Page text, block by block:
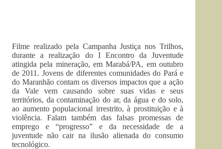
Filme realizado pela Campanha Justiça nos Trilhos,
durante a realização do I Encontro da Juventude
atingida pela mineração, em Marabá/PA, em outubro
de 2011. Jovens de diferentes comunidades do Pará e
do Maranhão contam os diversos impactos que a ação
da Vale vem causando sobre suas vidas e seus
territórios, da contaminação do ar, da água e do solo,
ao aumento populacional irrestrito, à prostituição e à
violência. Falam também das falsas promessas de
emprego e “progresso” e da necessidade de a
juventude não cair na ilusão alienada do consumo
tecnológico.